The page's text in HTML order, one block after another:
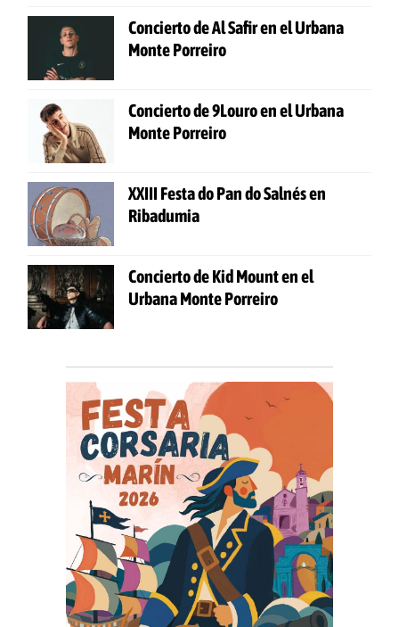
Concierto de Al Safir en el Urbana
Monte Porreiro
Concierto de 9Louro en el Urbana
Monte Porreiro
XXIII Festa do Pan do Salnés en
Ribadumia
Concierto de Kid Mount en el
Urbana Monte Porreiro